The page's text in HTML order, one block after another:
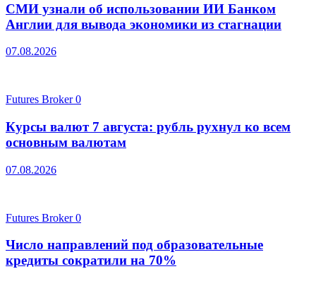
СМИ узнали об использовании ИИ Банком
Англии для вывода экономики из стагнации
07.08.2026
Futures Broker0
Курсы валют 7 августа: рубль рухнул ко всем
основным валютам
07.08.2026
Futures Broker0
Число направлений под образовательные
кредиты сократили на 70%